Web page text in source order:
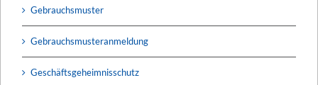
Gebrauchsmuster
Gebrauchsmusteranmeldung
Geschäftsgeheimnisschutz